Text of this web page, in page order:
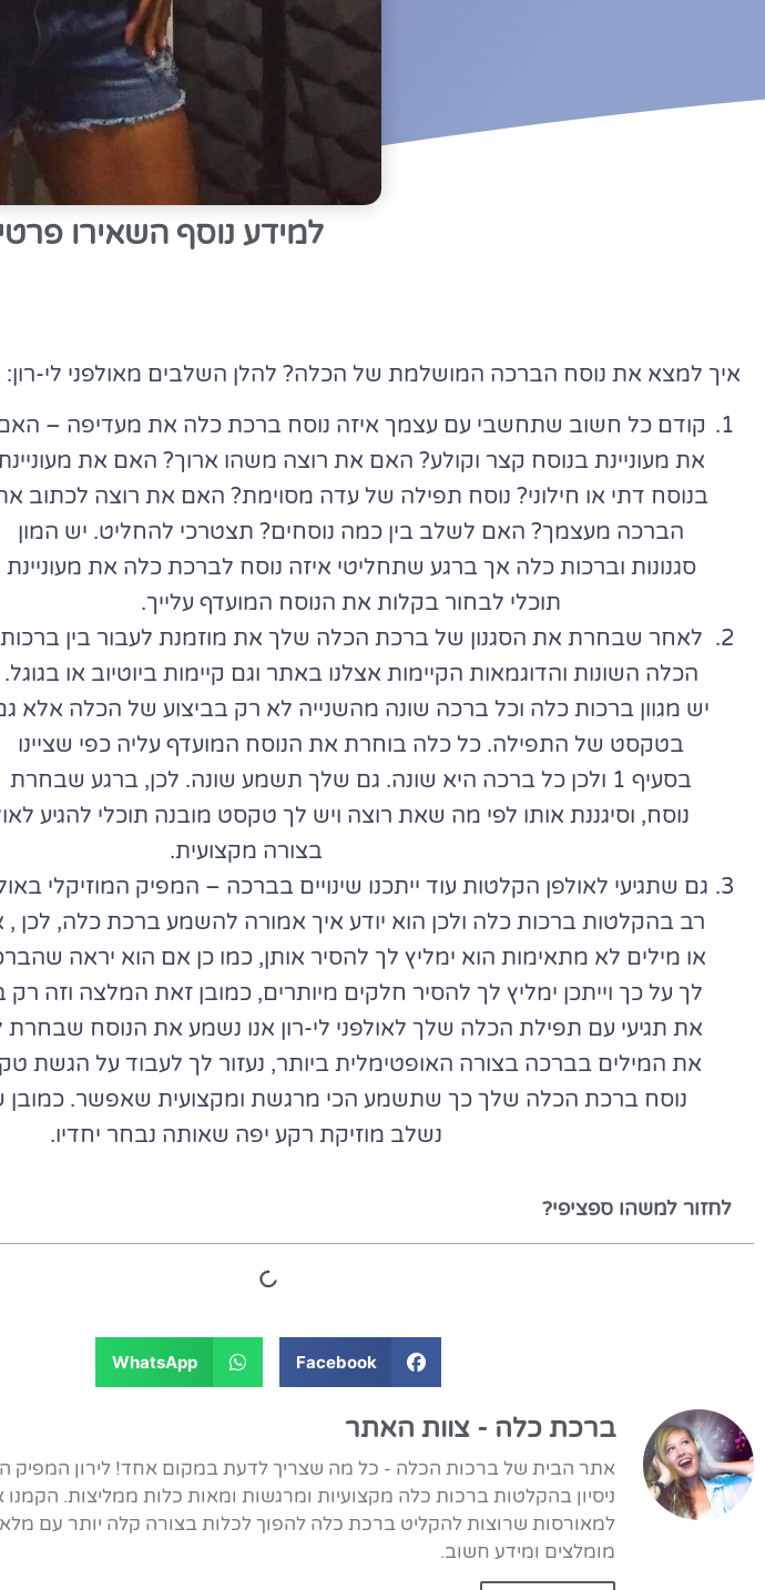
למידע נוסף השאירו
איך למצא את נוסח הברכה המושלמת של הכלה? להלן השלבים מאולפני לי-רון:
קודם כל חשוב שתחשבי עם עצמך איזה נוסח ברכת כלה את מעדיפה –
את מעוניינת בנוסח קצר וקולע? האם את רוצה משהו ארוך? האם את
בנוסח דתי או חילוני? נוסח תפילה של עדה מסוימת? האם את רוצה לכתוב
הברכה מעצמך? האם לשלב בין כמה נוסחים? תצטרכי להחליט. יש המון
סגנונות וברכות כלה אך ברגע שתחליטי איזה נוסח לברכת כלה את מעוניינת
תוכלי לבחור בקלות את הנוסח המועדף עלייך.
לאחר שבחרת את הסגנון של ברכת הכלה שלך את מוזמנת לעבור בין ברכות
הכלה השונות והדוגמאות הקיימות אצלנו באתר וגם קיימות ביוטיוב או בגוגל.
יש מגוון ברכות כלה וכל ברכה שונה מהשנייה לא רק בביצוע של הכלה אלא
בטקסט של התפילה. כל כלה בוחרת את הנוסח המועדף עליה כפי שציינו
בסעיף 1 ולכן כל ברכה היא שונה. גם שלך תשמע שונה. לכן, ברגע שבחרת
נוסח, וסיגננת אותו לפי מה שאת רוצה ויש לך טקסט מובנה תוכלי להגיע
בצורה מקצועית.
גם שתגיעי לאולפן הקלטות עוד ייתכנו שינויים בברכה – המפיק המוזיקלי
רב בהקלטות ברכות כלה ולכן הוא יודע איך אמורה להשמע ברכת כלה,
או מילים לא מתאימות הוא ימליץ לך להסיר אותן, כמו כן אם הוא יראה
לך על כך וייתכן ימליץ לך להסיר חלקים מיותרים, כמובן זאת המלצה וזה
את תגיעי עם תפילת הכלה שלך לאולפני לי-רון אנו נשמע את הנוסח שבחרת
את המילים בברכה בצורה האופטימלית ביותר, נעזור לך לעבוד על הגשת
נוסח ברכת הכלה שלך כך שתשמע הכי מרגשת ומקצועית שאפשר. כמובן
נשלב מוזיקת רקע יפה שאותה נבחר יחדיו.
לחזור למשהו ספציפי?
Facebook
WhatsApp
ברכת כלה - צוות האתר
ניסיון בהקלטות ברכות כלה מקצועיות ומרגשות ומאות כלות ממליצות.
למאורסות שרוצות להקליט ברכת כלה להפוך לכלות בצורה קלה יותר עם
מומלצים ומידע חשוב.